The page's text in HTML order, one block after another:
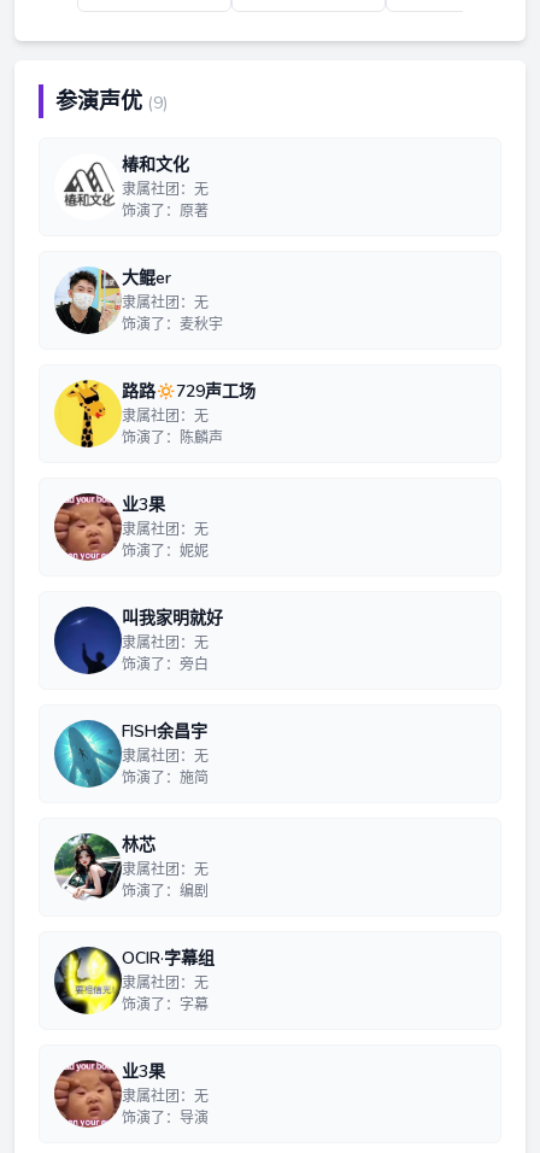
参演声优 (9)
椿和文化
隶属社团：无
饰演了：原著
大鲲er
隶属社团：无
饰演了：麦秋宇
路路🔅729声工场
隶属社团：无
饰演了：陈麟声
业3果
隶属社团：无
饰演了：妮妮
叫我家明就好
隶属社团：无
饰演了：旁白
FISH余昌宇
隶属社团：无
饰演了：施简
林芯
隶属社团：无
饰演了：编剧
OCIR·字幕组
隶属社团：无
饰演了：字幕
业3果
隶属社团：无
饰演了：导演